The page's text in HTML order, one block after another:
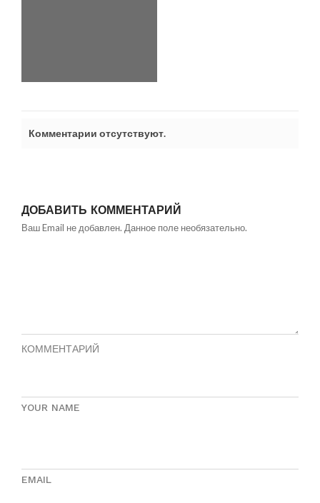
Комментарии отсутствуют.
ДОБАВИТЬ КОММЕНТАРИЙ
Ваш Email не добавлен. Данное поле необязательно.
КОММЕНТАРИЙ
YOUR NAME
EMAIL